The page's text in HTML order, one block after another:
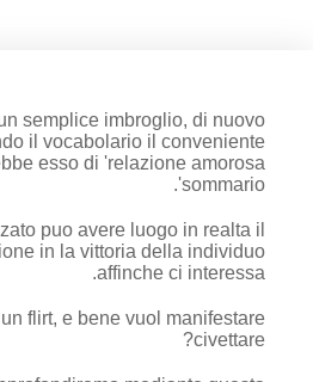
semplice imbroglio, di nuovo
il vocabolario il conveniente
esso di 'relazione amorosa
sommario'.
puo avere luogo in realta il
in la vittoria della individuo
affinche ci interessa.
flirt, e bene vuol manifestare
civettare?